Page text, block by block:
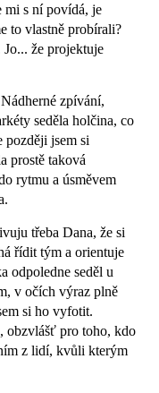
mi s ní povídá, je
to vlastně probírali?
že projektuje
zpívání,
seděla holčina, co
později jsem si
prostě taková
rytmu a úsměvem
třeba Dana, že si
řídit tým a orientuje
odpoledne seděl u
v očích výraz plně
si ho vyfotit.
obzvlášť pro toho, kdo
z lidí, kvůli kterým